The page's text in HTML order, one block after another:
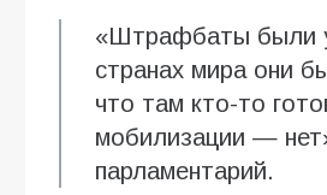
«Штрафбаты были
странах мира они
что там кто-то
мобилизации —
парламентарий.